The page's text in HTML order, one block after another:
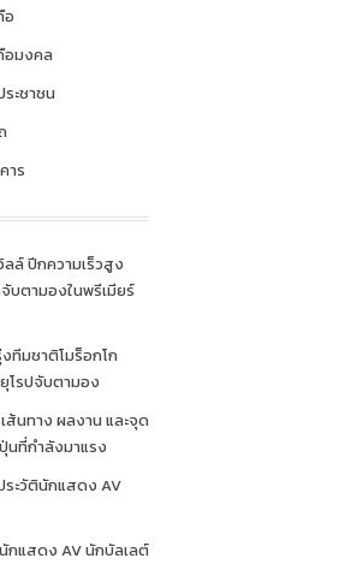
อ
อมงคล
ะชาชน
าร
ลล์ ปีกความเร็วสูง
บตามองในพรีเมียร์
ทีมชาติโมร็อกโก
โรปจับตามอง
ส้นทาง ผลงาน และจุด
นที่กำลังมาแรง
ประวัตินักแสดง AV
นักแสดง AV นักบัลเลต์